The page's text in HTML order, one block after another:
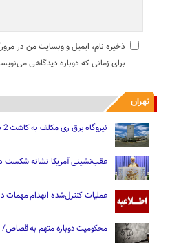
ذخیره نام، ایمیل و وبسایت من در
برای زمانی که دوباره دیدگاهی
تهران
نیروگاه برق ری مکلف به کاشت 2 برابری درختان قطع‌شده شد
عقب‌نشینی آمریکا نشانه شکست
عملیات کنترل‌شده انهدام مهمات
محکومیت دوباره متهم به قصاص/